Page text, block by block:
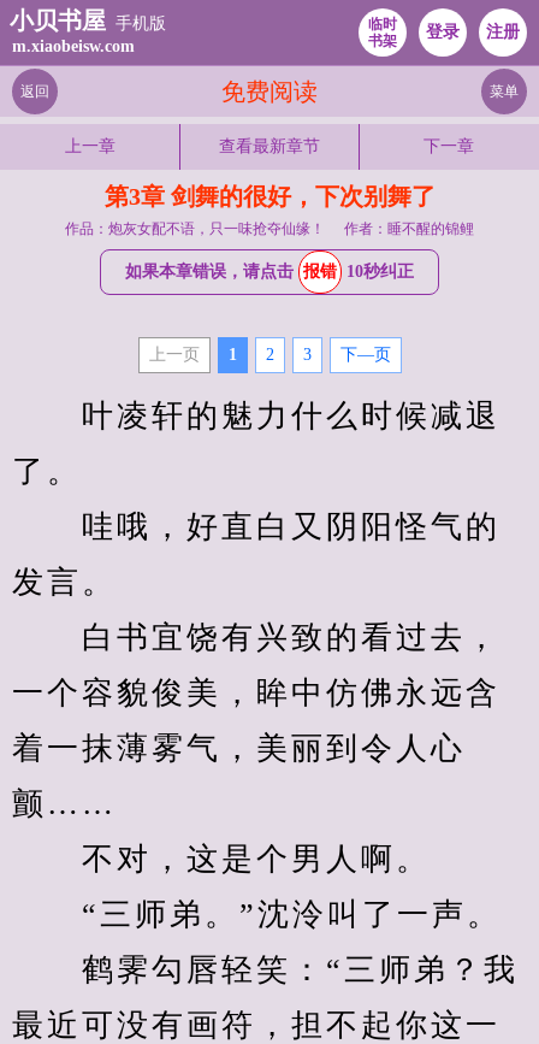
小贝书屋 手机版
m.xiaobeisw.com
临时
书架
登录 注册
免费阅读
返回 菜单
上一章 查看最新章节 下一章
第3章 剑舞的很好，下次别舞了
作品：炮灰女配不语，只一味抢夺仙缘！ 作者：睡不醒的锦鲤
如果本章错误，请点击 报错 10秒纠正
上一页 1 2 3 下—页
叶凌轩的魅力什么时候减退
了。
哇哦，好直白又阴阳怪气的
发言。
白书宜饶有兴致的看过去，
一个容貌俊美，眸中仿佛永远含
着一抹薄雾气，美丽到令人心
颤……
不对，这是个男人啊。
“三师弟。”沈泠叫了一声。
鹤霁勾唇轻笑：“三师弟？我
最近可没有画符，担不起你这一